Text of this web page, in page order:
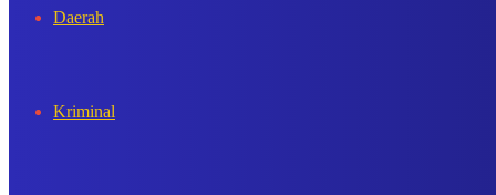
Daerah
Kriminal